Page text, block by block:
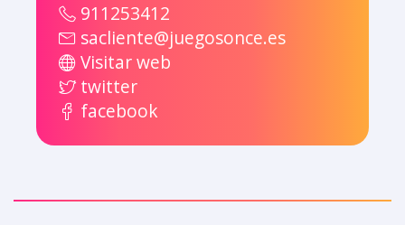
911253412
sacliente@juegosonce.es
Visitar web
twitter
facebook